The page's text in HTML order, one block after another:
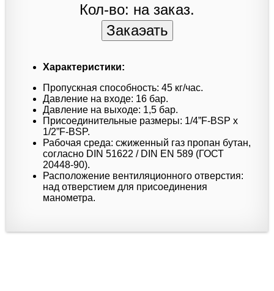
Кол-во: на заказ.
Характеристики:
Пропускная способность: 45 кг/час.
Давление на входе: 16 бар.
Давление на выходе: 1,5 бар.
Присоединительные размеры: 1/4”F-BSP x
1/2”F-BSP.
Рабочая среда: сжиженный газ пропан бутан,
согласно DIN 51622 / DIN EN 589 (ГОСТ
20448-90).
Расположение вентиляционного отверстия:
над отверстием для присоединения
манометра.